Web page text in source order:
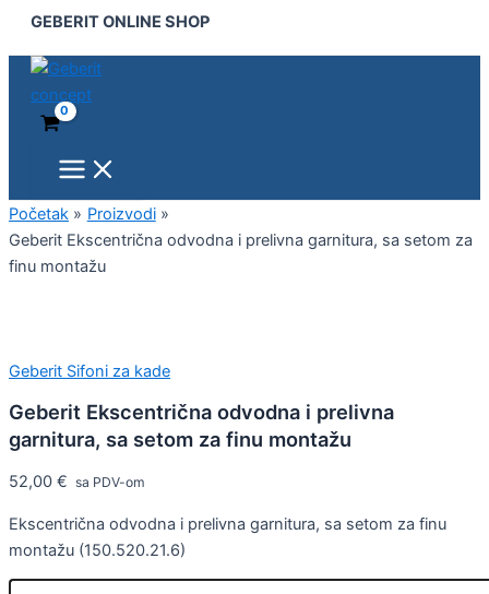
Pređi
sadržaj
GEBERIT ONLINE SHOP
Menu
Početak
Proizvodi
Geberit Ekscentrična odvodna i prelivna garnitura, sa setom za
finu montažu
Geberit Sifoni za kade
Geberit Ekscentrična odvodna i prelivna
garnitura, sa setom za finu montažu
52,00 € sa PDV-om
Ekscentrična odvodna i prelivna garnitura, sa setom za finu
montažu (150.520.21.6)
Ekscentrična
odvodna
prelivna
garnitura,
finu
montažu
količina